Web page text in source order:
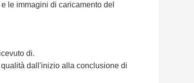
le immagini di caricamento del
di.
dall'inizio alla conclusione di